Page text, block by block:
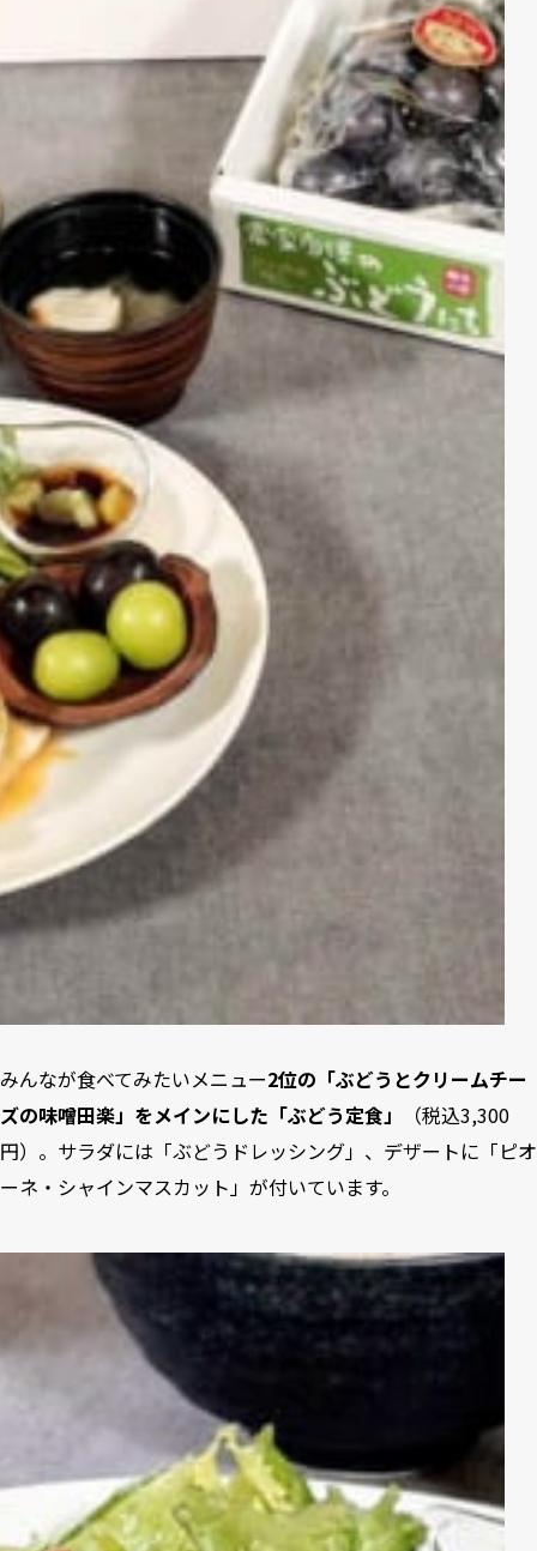
みんなが食べてみたいメニュー2位の「ぶどうとクリームチー
ズの味噌田楽」をメインにした「ぶどう定食」
（税込3,300
円）。サラダには「ぶどうドレッシング」、デザートに「ピオ
ーネ・シャインマスカット」が付いています。